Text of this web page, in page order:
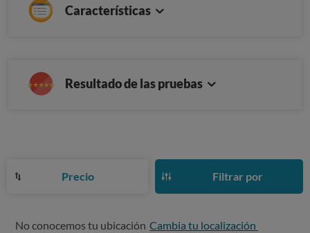
Características
Resultado de las pruebas
Precio Filtrar por
No conocemos tu ubicación Cambia tu localización